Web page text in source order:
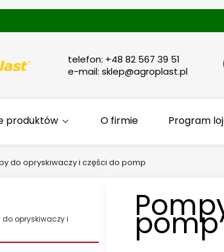
telefon: +48 82 567 39 51
e-mail: sklep@agroplast.pl
produktów O firmie Program
do opryskiwaczy i części do pomp
do opryskiwaczy i
pomp